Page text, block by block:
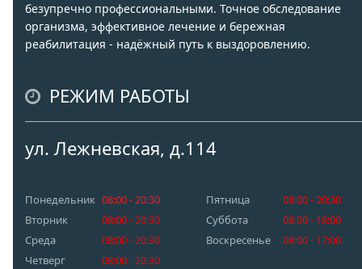
безупречно профессиональными. Точное обследование
организма, эффективное лечение и бережная
реабилитация - надёжный путь к выздоровлению.
РЕЖИМ РАБОТЫ
ул. Лежневская, д.114
Понедельник 08:00 - 20:30
Вторник
08:00 - 20:30
Среда
08:00 - 20:30
Четверг
08:00 - 20:30
Пятница
08:00 - 20:30
Суббота
08:00 - 18:00
Воскресенье
08:00 - 17:00